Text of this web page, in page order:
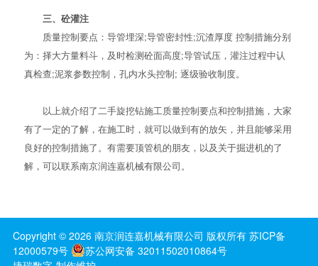
三、砼灌注
质量控制要点：导管埋深;导管密封性;沉渣厚度 控制措施分别
为：择大方量料斗，及时检测砼面高度;导管试压，灌注过程中认
真检查;泥浆参数控制，孔内水头控制; 逐级验收制度。
以上就介绍了二手旋挖钻施工质量控制要点和控制措施，大家
有了一定的了解，在施工时，就可以做到有的放矢，并且能够采用
良好的控制措施了。有需要顶管机的朋友，以及关于掘进机的了
解，可以联系南京润连嘉机械有限公司。
Copyright © 2026 南京润连嘉机械有限公司 版权所有 苏ICP备
12000579号
苏公网安备 32011502010864号